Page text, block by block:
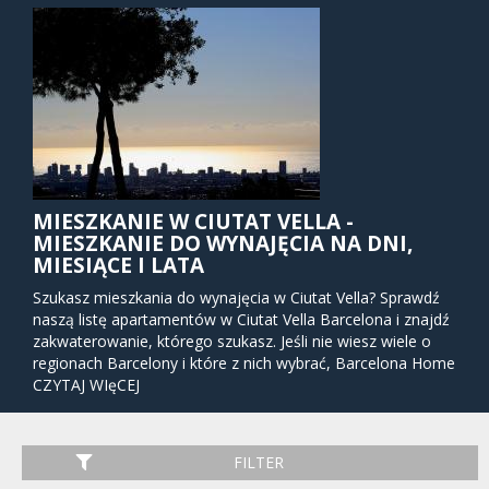
MIESZKANIE W CIUTAT VELLA -
MIESZKANIE DO WYNAJĘCIA NA DNI,
MIESIĄCE I LATA
Szukasz mieszkania do wynajęcia w Ciutat Vella? Sprawdź
naszą listę apartamentów w Ciutat Vella Barcelona i znajdź
zakwaterowanie, którego szukasz. Jeśli nie wiesz wiele o
regionach Barcelony i które z nich wybrać, Barcelona Home
przygotował dla Ciebie pomoc. Dlaczego wybrać
budynków, co będzie przerwą od zwykłej rutyny, jeśli nie
jesteś przyzwyczajony do tego typu architektury. Jest to
CZYTAJ WIęCEJ
FILTER